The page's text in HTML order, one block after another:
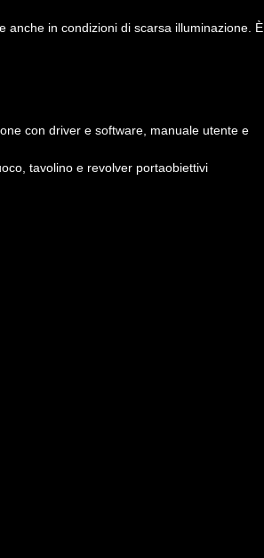
anche in condizioni di scarsa illuminazione. È
con driver e software, manuale utente e
tavolino e revolver portaobiettivi